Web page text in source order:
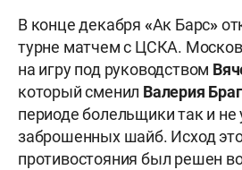
В конце декабря «Ак Барс»
турне матчем с ЦСКА.
на игру под руководством
который сменил Валерия
периоде болельщики так и не
заброшенных шайб. Исход
противостояния был решен